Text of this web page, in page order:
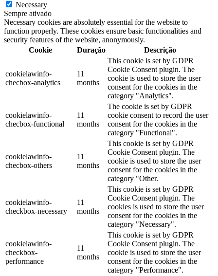
Necessary
Sempre ativado
Necessary cookies are absolutely essential for the website to
function properly. These cookies ensure basic functionalities and
security features of the website, anonymously.
Cookie
Duração Descrição
cookielawinfo-
checbox-analytics
11
months
This cookie is set by GDPR
Cookie Consent plugin. The
cookie is used to store the user
consent for the cookies in the
category "Analytics".
cookielawinfo-
checbox-functional
11
months
The cookie is set by GDPR
cookie consent to record the user
consent for the cookies in the
category "Functional".
cookielawinfo-
checbox-others
11
months
This cookie is set by GDPR
Cookie Consent plugin. The
cookie is used to store the user
consent for the cookies in the
category "Other.
cookielawinfo-
checkbox-necessary
11
months
This cookie is set by GDPR
Cookie Consent plugin. The
cookies is used to store the user
consent for the cookies in the
category "Necessary".
cookielawinfo-
checkbox-
performance
11
months
This cookie is set by GDPR
Cookie Consent plugin. The
cookie is used to store the user
consent for the cookies in the
category "Performance".